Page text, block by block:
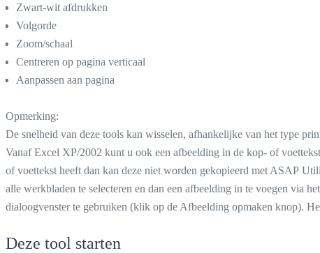
Zwart-wit afdrukken
Volgorde
Zoom/schaal
Centreren op pagina verticaal
Aanpassen aan pagina
Opmerking:
De snelheid van deze tools kan wisselen, afhankelijke van het type
Vanaf Excel XP/2002 kunt u ook een afbeelding in de kop- of
of voettekst heeft dan kan deze niet worden gekopieerd met ASAP
alle werkbladen te selecteren en dan een afbeelding in te voegen via
dialoogvenster te gebruiken (klik op de Afbeelding opmaken knop).
Deze tool starten